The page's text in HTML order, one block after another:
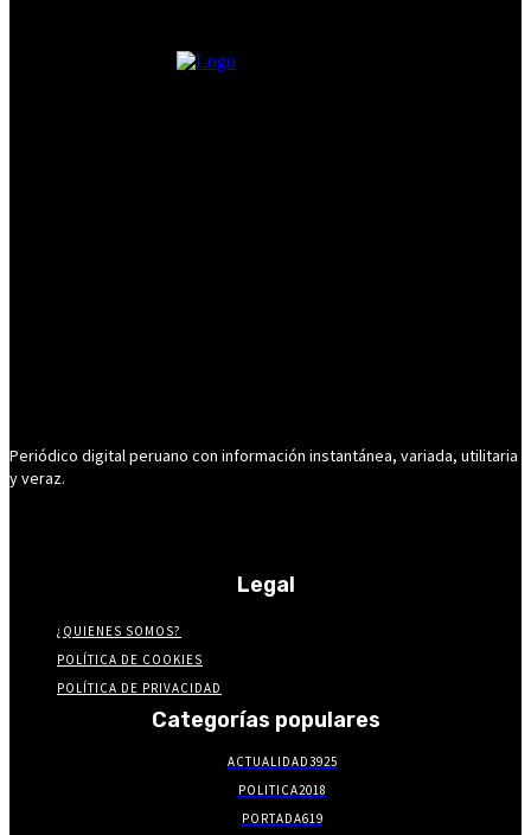
Periódico digital peruano con información instantánea, variada, utilitaria
y veraz.
Legal
¿QUIENES SOMOS?
POLÍTICA DE COOKIES
POLÍTICA DE PRIVACIDAD
Categorías populares
ACTUALIDAD3925
POLITICA2018
PORTADA619